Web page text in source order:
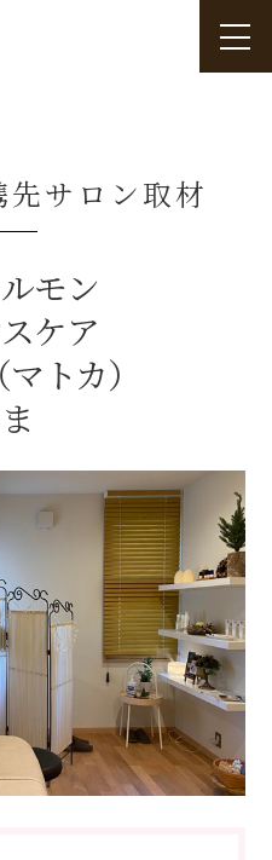
先サロン取材
モン
ケア
トカ）